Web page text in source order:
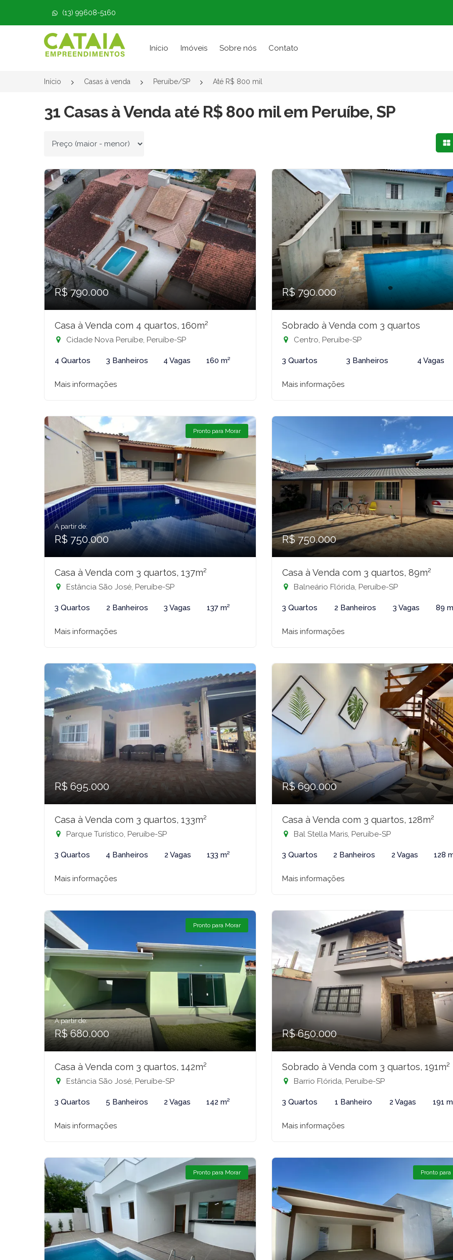
(13) 99608-5160
Página inicial
Início Imóveis Sobre nós Contato
Início Casas à venda Peruíbe/SP Até R$ 800 mil
31 Casas à Venda até R$ 800 mil em Peruíbe, SP
Ordenar por
R$ 790.000
Casa à Venda com 4 quartos, 160m²
Cidade Nova Peruíbe, Peruíbe-SP
4 Quartos 3 Banheiros 4 Vagas 160 m²
Mais informações
R$ 790.000
Sobrado à Venda com 3 quartos
Centro, Peruíbe-SP
3 Quartos 3 Banheiros 4 Vagas
Mais informações
Pronto para Morar
A partir de:
R$ 750.000
Casa à Venda com 3 quartos, 137m²
Estância São José, Peruíbe-SP
3 Quartos 2 Banheiros 3 Vagas 137 m²
Mais informações
R$ 750.000
Casa à Venda com 3 quartos, 89m²
Balneário Flórida, Peruíbe-SP
3 Quartos 2 Banheiros 3 Vagas 89
Mais informações
R$ 695.000
Casa à Venda com 3 quartos, 133m²
Parque Turístico, Peruíbe-SP
3 Quartos 4 Banheiros 2 Vagas 133 m²
Mais informações
R$ 690.000
Casa à Venda com 3 quartos, 128m²
Bal Stella Maris, Peruíbe-SP
3 Quartos 2 Banheiros 2 Vagas 128
Mais informações
Pronto para Morar
A partir de:
R$ 680.000
Casa à Venda com 3 quartos, 142m²
Estância São José, Peruíbe-SP
3 Quartos 5 Banheiros 2 Vagas 142 m²
Mais informações
R$ 650.000
Sobrado à Venda com 3 quartos, 191m²
Barrio Flórida, Peruíbe-SP
3 Quartos 1 Banheiro 2 Vagas 191
Mais informações
Pronto para Morar Pronto para